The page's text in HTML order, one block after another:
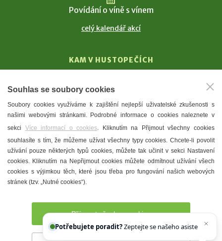
Povídání o víně s vínem
celý kalendář akcí
KAM V HUSTOPEČÍCH
T. G. Masaryk
Mandloně
Ubytování
Restaurace
Městské muzeum a galerie
Denní meníčka
Souhlas se soubory cookies
Soubory cookies využíváme k zajištění nejlepší uživatelské zkušenosti s
našimi webovými stránkami. Podrobné informace o cookies naleznete v
sekci Více informací o cookies. Kliknutím na Přijmout všechny cookies
souhlasíte s tím, že můžeme užívat všechny typy cookies. Chcete-li povolit
užívání pouze některých typů cookies, můžete tak učinit v sekci Nastavení
cookies. Kliknutím na Nepřijmout cookies můžete odmítnout užívání všech
cookies s výjimkou těch, které jsou třeba pro fungování našich webových
stránek (tzv. „Nutné cookies“).
Přijmout všechny cookies
Potřebujete poradit?
Chettyho.